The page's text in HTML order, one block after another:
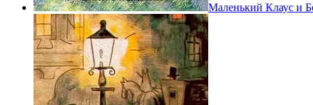
Маленький Клаус и